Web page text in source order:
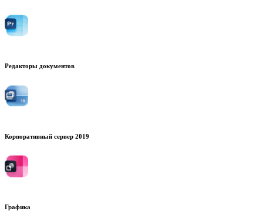
Редакторы документов
Корпоративный сервер 2019
Графика